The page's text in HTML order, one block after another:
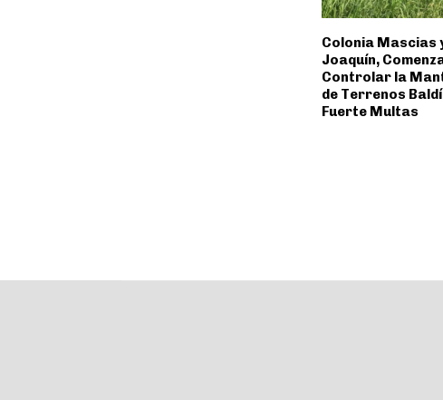
Colonia Mascias
Joaquín,
Controlar la
de Terrenos
Fuerte Multas